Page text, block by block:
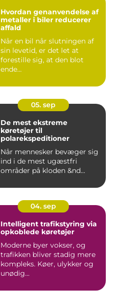
Hvordan genanvendelse af
metaller i biler reducerer
affald
Når en bil når slutningen af
sin levetid, er det let at
forestille sig, at den blot
ende...
05. sep
De mest ekstreme
køretøjer til
polarekspeditioner
Når mennesker bevæger sig
ind i de mest ugæstfri
områder på kloden &nd...
04. sep
Intelligent trafikstyring via
opkoblede køretøjer
Moderne byer vokser, og
trafikken bliver stadig mere
kompleks. Køer, ulykker og
unødig...